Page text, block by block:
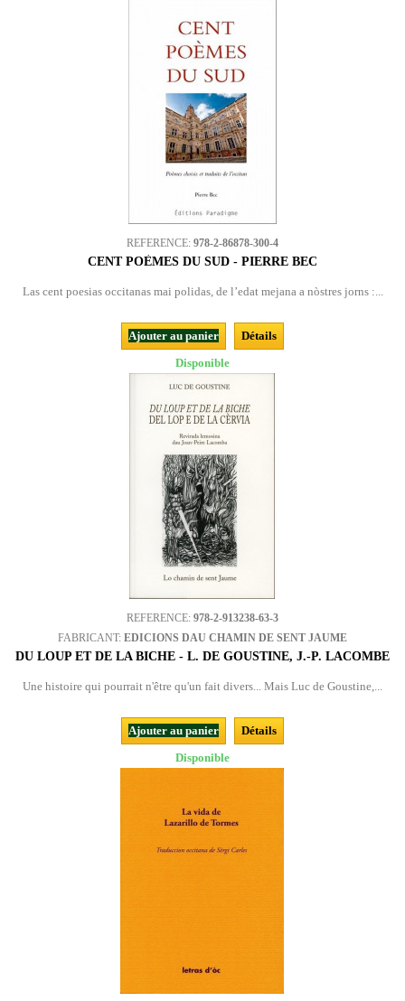
REFERENCE: 978-2-86878-300-4
CENT POÈMES DU SUD - PIERRE BEC
Las cent poesias occitanas mai polidas, de l’edat mejana a nòstres jorns :...
Ajouter au panier
Détails
Disponible
REFERENCE: 978-2-913238-63-3
FABRICANT: EDICIONS DAU CHAMIN DE SENT JAUME
DU LOUP ET DE LA BICHE - L. DE GOUSTINE, J.-P. LACOMBE
Une histoire qui pourrait n'être qu'un fait divers... Mais Luc de Goustine,...
Ajouter au panier
Détails
Disponible